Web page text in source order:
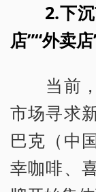
2.下
店”“外卖
当前，
市场寻求
巴克（中
幸咖啡、